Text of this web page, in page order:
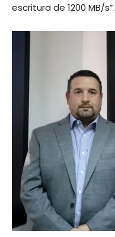
escritura de 1200 MB/s”.